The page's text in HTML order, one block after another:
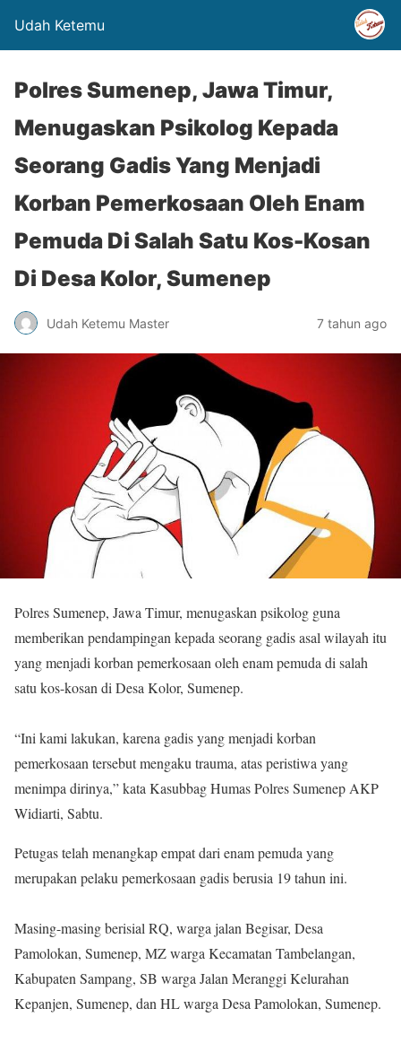
Udah Ketemu
Polres Sumenep, Jawa Timur,
Menugaskan Psikolog Kepada
Seorang Gadis Yang Menjadi
Korban Pemerkosaan Oleh Enam
Pemuda Di Salah Satu Kos-Kosan
Di Desa Kolor, Sumenep
Udah Ketemu Master 7 tahun ago
Polres Sumenep, Jawa Timur, menugaskan psikolog guna
memberikan pendampingan kepada seorang gadis asal wilayah itu
yang menjadi korban pemerkosaan oleh enam pemuda di salah
satu kos-kosan di Desa Kolor, Sumenep.
“Ini kami lakukan, karena gadis yang menjadi korban
pemerkosaan tersebut mengaku trauma, atas peristiwa yang
menimpa dirinya,” kata Kasubbag Humas Polres Sumenep AKP
Widiarti, Sabtu.
Petugas telah menangkap empat dari enam pemuda yang
merupakan pelaku pemerkosaan gadis berusia 19 tahun ini.
Masing-masing berisial RQ, warga jalan Begisar, Desa
Pamolokan, Sumenep, MZ warga Kecamatan Tambelangan,
Kabupaten Sampang, SB warga Jalan Meranggi Kelurahan
Kepanjen, Sumenep, dan HL warga Desa Pamolokan, Sumenep.